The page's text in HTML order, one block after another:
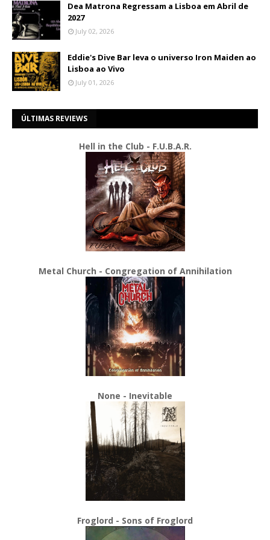
Dea Matrona Regressam a Lisboa em Abril de
2027
July 02, 2026
Eddie's Dive Bar leva o universo Iron Maiden ao
Lisboa ao Vivo
July 01, 2026
ÚLTIMAS REVIEWS
Hell in the Club - F.U.B.A.R.
Metal Church - Congregation of Annihilation
None - Inevitable
Froglord - Sons of Froglord